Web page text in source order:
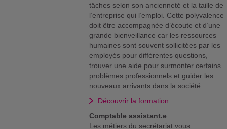
tâches selon son ancienneté et la taille de
l’entreprise qui l’emploi. Cette polyvalence
doit être accompagnée d’écoute et d’une
grande bienveillance car les ressources
humaines sont souvent sollicitées par les
employés pour différentes questions,
trouver une aide pour surmonter certains
problèmes professionnels et guider les
nouveaux arrivants dans la société.
Découvrir la formation
Comptable assistant.e
Les métiers du secrétariat vous